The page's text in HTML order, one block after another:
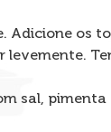
Adicione os
levemente.
sal, pimenta